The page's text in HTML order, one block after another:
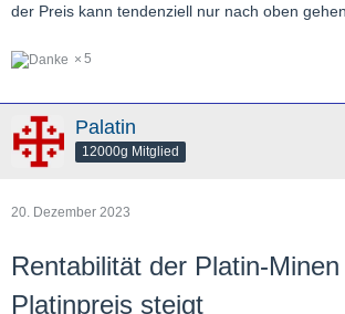
der Preis kann tendenziell nur nach oben
5
Palatin
12000g Mitglied
20. Dezember 2023
Rentabilität der Platin-
Platinpreis steigt